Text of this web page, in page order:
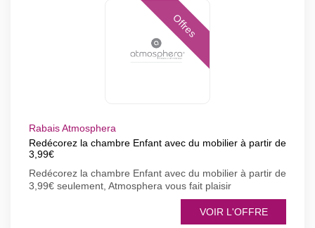
Offres
Rabais Atmosphera
Redécorez la chambre Enfant avec du mobilier à partir de
3,99€
Redécorez la chambre Enfant avec du mobilier à partir de
3,99€ seulement, Atmosphera vous fait plaisir
VOIR L'OFFRE